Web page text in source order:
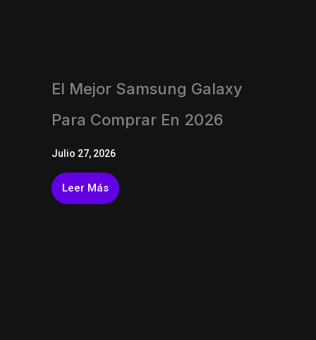
El Mejor Samsung Galaxy
Para Comprar En 2026
Julio 27, 2026
Leer Más